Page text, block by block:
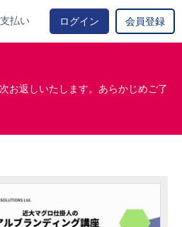
払い ログイン 会員登録
お返しいたします。あらかじめご了